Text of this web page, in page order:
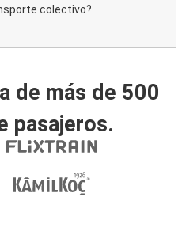
colectivo?
de más de 500
pasajeros.